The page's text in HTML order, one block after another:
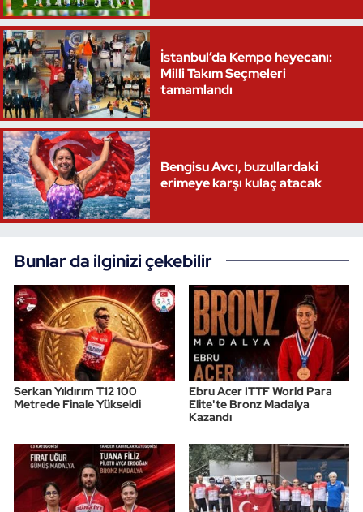
İstanbul’da Kempo heyecanı:
Milli Takım Seçmeleri
tamamlandı
Bengisu Avcı, buzullardaki
erimeye karşı kulaç atacak
Bunlar da ilginizi çekebilir
Serkan Yıldırım T12 100
Metrede Finale Yükseldi
Ebru Acer ITTF World Para
Elite'te Bronz Madalya
Kazandı
Triatlon
Voleybol
Vücut Geliştirme Fitness
Wushu Kungfu
Yelken